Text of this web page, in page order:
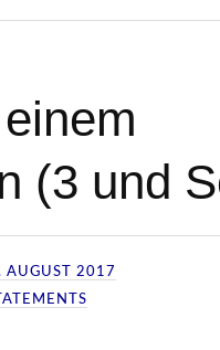
(3 und
AUGUST 2017